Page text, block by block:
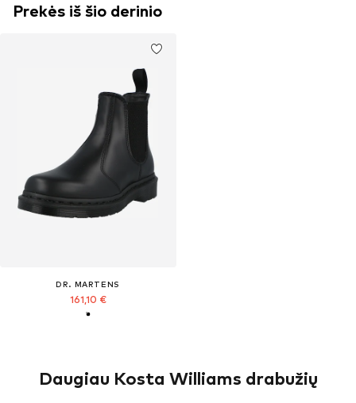
Prekės iš šio derinio
DR. MARTENS
161,10 €
Daugiau Kosta Williams drabužių